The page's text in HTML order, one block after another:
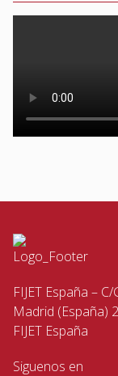
FIJET España –
Madrid (España)
FIJET España
Siguenos en